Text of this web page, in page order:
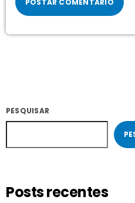
PESQUISAR
Posts recentes